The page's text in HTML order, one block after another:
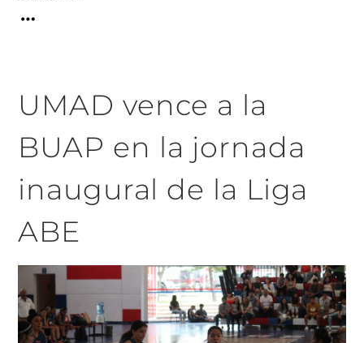
UMAD vence a la
BUAP en la jornada
inaugural de la Liga
ABE